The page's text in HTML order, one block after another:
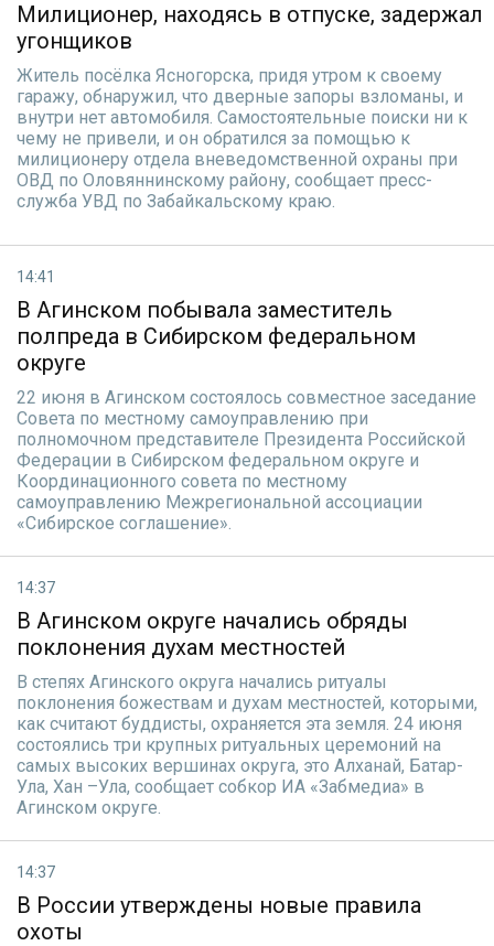
Милиционер, находясь в отпуске, задержал
угонщиков
Житель посёлка Ясногорска, придя утром к своему
гаражу, обнаружил, что дверные запоры взломаны, и
внутри нет автомобиля. Самостоятельные поиски ни к
чему не привели, и он обратился за помощью к
милиционеру отдела вневедомственной охраны при
ОВД по Оловяннинскому району, сообщает пресс-
служба УВД по Забайкальскому краю.
14:41
В Агинском побывала заместитель
полпреда в Сибирском федеральном
округе
22 июня в Агинском состоялось совместное заседание
Совета по местному самоуправлению при
полномочном представителе Президента Российской
Федерации в Сибирском федеральном округе и
Координационного совета по местному
самоуправлению Межрегиональной ассоциации
«Сибирское соглашение».
14:37
В Агинском округе начались обряды
поклонения духам местностей
В степях Агинского округа начались ритуалы
поклонения божествам и духам местностей, которыми,
как считают буддисты, охраняется эта земля. 24 июня
состоялись три крупных ритуальных церемоний на
самых высоких вершинах округа, это Алханай, Батар-
Ула, Хан –Ула, сообщает собкор ИА «Забмедиа» в
Агинском округе.
14:37
В России утверждены новые правила
охоты